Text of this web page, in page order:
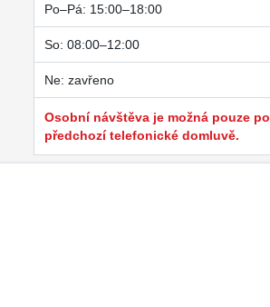
Po–Pá: 15:00–18:00
So: 08:00–12:00
Ne: zavřeno
Osobní návštěva je možná pouze po
předchozí telefonické domluvě.